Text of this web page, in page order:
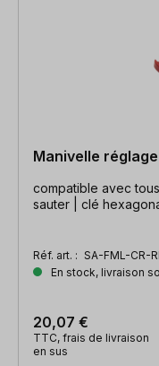
Manivelle
compatible avec
sauter | clé
Réf. art. : SA-FML-CR-
En stock, livraison
20,07 €
TTC, frais de livraison
en sus